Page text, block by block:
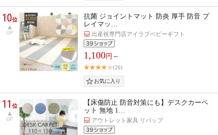
10位
UP
抗菌 ジョイントマット 防炎 厚手 防音 プ
レイマッ…
出産祝専門店アイラブベビーギフト
1,100円～
(26)
11位
UP
【床傷防止 防音対策にも】デスクカーペ
ット 無地 1…
アウトレット家具 リバップ